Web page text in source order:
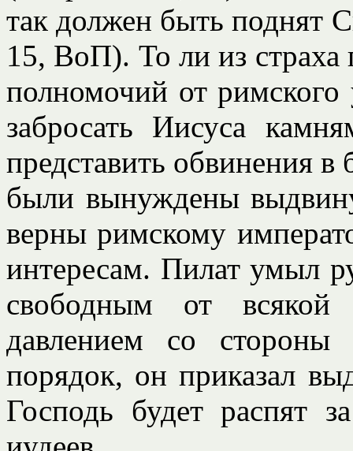
так должен быть поднят
15, ВоП). То ли из страха
полномочий от римского
забросать Иисуса
представить обвинения в
были вынуждены
верны римскому
интересам. Пилат умыл
свободным от
давлением со стороны
порядок, он приказал
Господь будет распят